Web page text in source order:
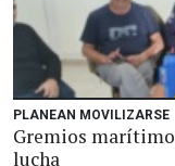
PLANEAN MOVILIZARSE
Gremios
lucha